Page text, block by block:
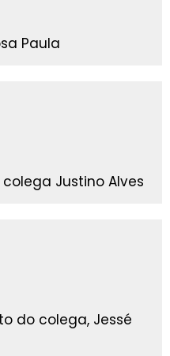
Paula
Justino Alves
do colega, Jessé